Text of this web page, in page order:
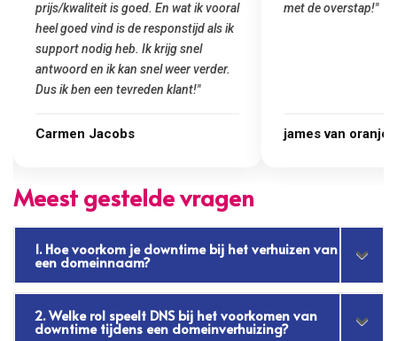
met de overstap!"
james van oranje
gemaakt. Top
Marcel Thijs
Meest gestelde vragen
1. Hoe voorkom je downtime bij het verhuizen van
een domeinnaam?
2. Welke rol speelt DNS bij het voorkomen van
downtime tijdens een domeinverhuizing?